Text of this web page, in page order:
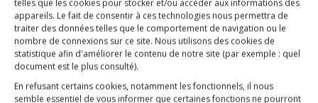
telles que les cookies pour stocker et/ou accéder aux informations des
appareils. Le fait de consentir à ces technologies nous permettra de
traiter des données telles que le comportement de navigation ou le
nombre de connexions sur ce site. Nous utilisons des cookies de
statistique afin d'améliorer le contenu de notre site (par exemple : quel
document est le plus consulté).
En refusant certains cookies, notamment les fonctionnels, il nous
semble essentiel de vous informer que certaines fonctions ne pourront
Qui sommes-nous ? AIDEZ-NOUS !